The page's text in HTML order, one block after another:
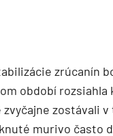
zrúcanín
období rozsiahla
zostávali
murivo často